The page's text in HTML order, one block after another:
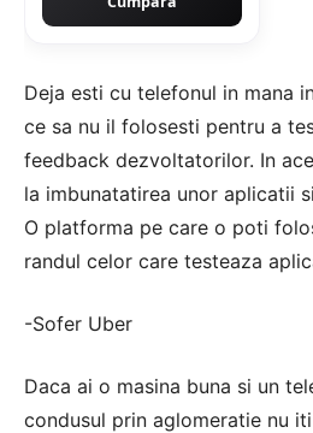
Deja esti cu telefonul in mana
ce sa nu il folosesti pentru a
feedback dezvoltatorilor. In
la imbunatatirea unor aplicatii
O platforma pe care o poti
randul celor care testeaza
-Sofer Uber
Daca ai o masina buna si un
condusul prin aglomeratie nu